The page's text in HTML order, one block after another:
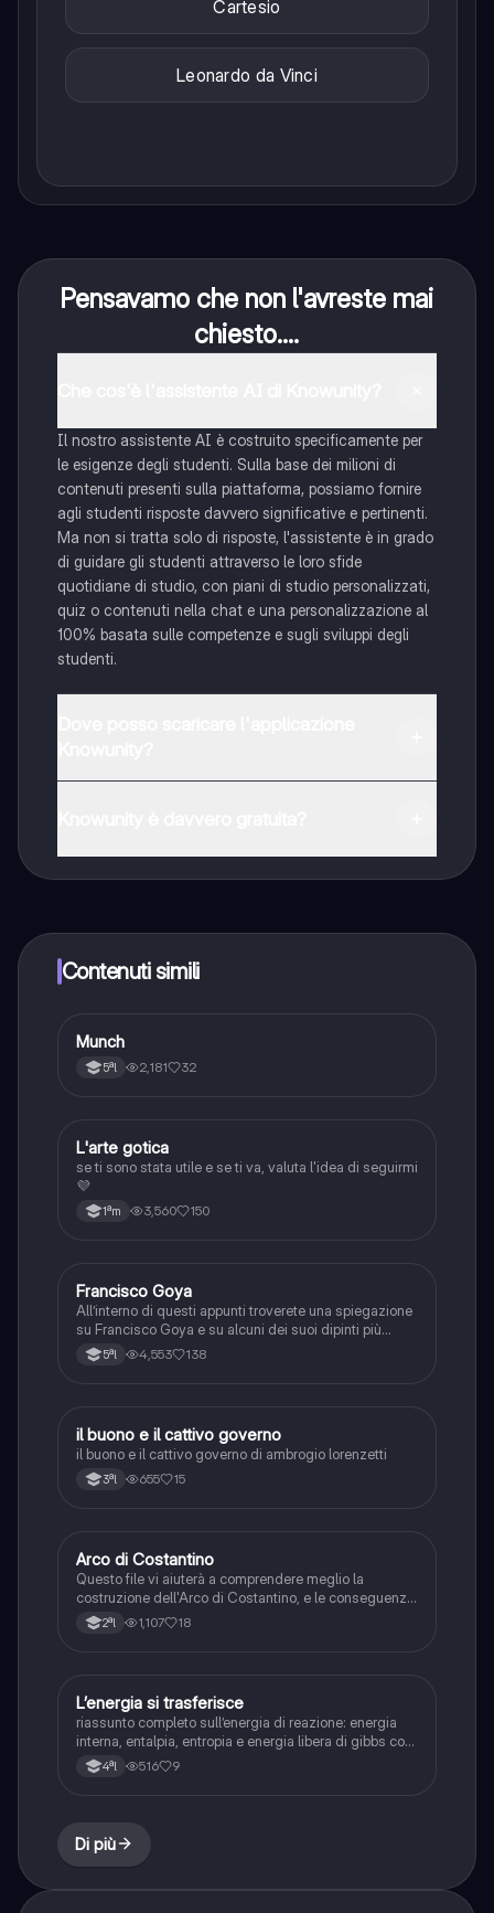
Cartesio
Leonardo da Vinci
Pensavamo che non l'avreste mai
chiesto....
Il nostro assistente AI è costruito specificamente per
le esigenze degli studenti. Sulla base dei milioni di
contenuti presenti sulla piattaforma, possiamo fornire
agli studenti risposte davvero significative e pertinenti.
Ma non si tratta solo di risposte, l'assistente è in grado
di guidare gli studenti attraverso le loro sfide
quotidiane di studio, con piani di studio personalizzati,
quiz o contenuti nella chat e una personalizzazione al
100% basata sulle competenze e sugli sviluppi degli
studenti.
Knowunity Premium, che consente di studiare senza
alcun limite!!
Contenuti simili
Arte
Munch
5ªl 2,181 32
Arte
L'arte gotica
se ti sono stata utile e se ti va, valuta l'idea di seguirmi
💜
1ªm 3,560 150
Arte
Francisco Goya
All’interno di questi appunti troverete una spiegazione
su Francisco Goya e su alcuni dei suoi dipinti più
importanti. In questa interrogazione ho preso 9-.
5ªl 4,553 138
Arte
il buono e il cattivo governo
il buono e il cattivo governo di ambrogio lorenzetti
3ªl 655 15
Arte
Arco di Costantino
Questo file vi aiuterà a comprendere meglio la
costruzione dell'Arco di Costantino, e le conseguenze
che ci saranno nella storiografia futura dell'arte
europea.
2ªl 1,107 18
Scienze
L’energia si trasferisce
riassunto completo sull’energia di reazione: energia
interna, entalpia, entropia e energia libera di gibbs con
formule
4ªl 516 9
Di più